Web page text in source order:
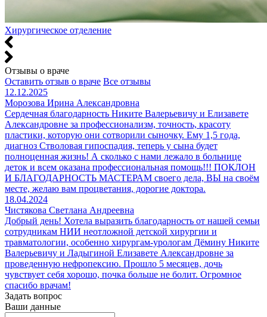
Хирургическое отделение
Отзывы о враче
Оставить отзыв о враче Все отзывы
12.12.2025
Морозова Ирина Александровна
Сердечная благодарность Никите Валерьевичу и Елизавете
Александровне за профессионализм, точность, красоту
пластики, которую они сотворили сыночку. Ему 1,5 года,
диагноз Стволовая гипоспадия, теперь у сына будет
полноценная жизнь! А сколько с нами лежало в больнице
деток и всем оказана профессиональная помощь!!! ПОКЛОН
И БЛАГОДАРНОСТЬ МАСТЕРАМ своего дела, ВЫ на своём
месте, желаю вам процветания, дорогие доктора.
18.04.2024
Чистякова Светлана Андреевна
Добрый день! Хотела выразить благодарность от нашей семьи
сотрудникам НИИ неотложной детской хирургии и
травматологии, особенно хирургам-урологам Дёмину Никите
Валерьевичу и Ладыгиной Елизавете Александровне за
проведенную нефропексию. Прошло 5 месяцев, дочь
чувствует себя хорошо, почка больше не болит. Огромное
спасибо врачам!
Задать вопрос
Ваши данные